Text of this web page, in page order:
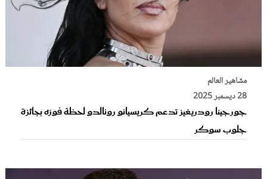
مشاهير العالم
28 ديسمبر 2025
جورجينا رودريغيز تدعم كريسيانو رونالدو لحظة فوزه بجائزة
جلوب سوكر